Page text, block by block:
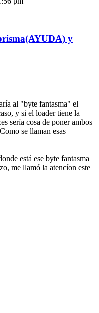
y
al "byte fantasma" el
y si el loader tiene la
sería cosa de poner ambos
se llaman esas
está ese byte fantasma
me llamó la atencíon este